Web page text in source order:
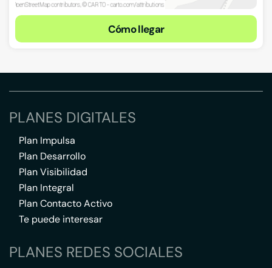
Cómo llegar
PLANES DIGITALES
Plan Impulsa
Plan Desarrollo
Plan Visibilidad
Plan Integral
Plan Contacto Activo
Te puede interesar
PLANES REDES SOCIALES